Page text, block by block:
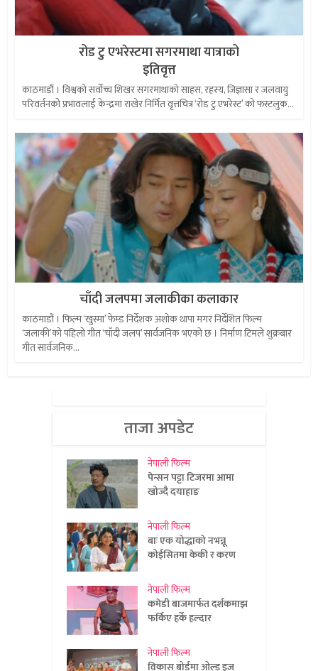
रोड टु एभरेस्टमा सगरमाथा यात्राको
इतिवृत्त
काठमाडौं । विश्वको सर्वोच्च शिखर सगरमाथाको साहस, रहस्य, जिज्ञासा र जलवायु
परिवर्तनको प्रभावलाई केन्द्रमा राखेर निर्मित वृत्तचित्र ‘रोड टु एभरेस्ट’ को फस्टलुक...
चाँदी जलपमा जलाकीका कलाकार
काठमाडौं । फिल्म ‘खुस्मा’ फेम्ड निर्देशक अशोक थापा मगर निर्देशित फिल्म
‘जलाकी’को पहिलो गीत ‘चाँदी जलप’ सार्वजनिक भएको छ । निर्माण टिमले शुक्रबार
गीत सार्वजनिक...
ताजा अपडेट
नेपाली फिल्म
पेन्सन पट्टा टिजरमा आमा
खोज्दै दयाहाङ
नेपाली फिल्म
बाः एक योद्धाको नभन्नू
कोईसितमा केकी र करण
नेपाली फिल्म
कमेडी बाजमार्फत दर्शकमाझ
फर्किए हर्के हल्दार
नेपाली फिल्म
विकास बोर्डमा ओल्ड इज